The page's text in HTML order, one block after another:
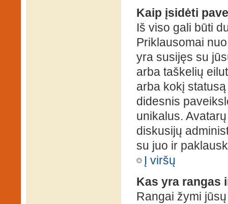
Kaip įsidėti
Iš viso gali būti
Priklausomai
yra susijęs su
arba taškelių
arba kokį
didesnis
unikalus.
diskusijų
su juo ir
Į viršų
Kas yra rangas
Rangai žymi